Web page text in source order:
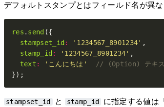
デフォルトスタンプとはフィールド名が異
res . send
stampset_id : '1234567_8901234'
stamp_id : '1234567_8901234'
text : 'こんにちは'
});
stampset_id と stamp_id に指定する値は